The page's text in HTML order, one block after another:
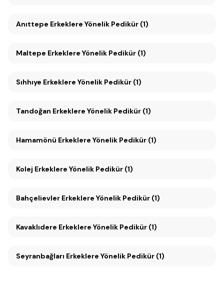
Anıttepe Erkeklere Yönelik Pedikür (1)
Maltepe Erkeklere Yönelik Pedikür (1)
Sıhhıye Erkeklere Yönelik Pedikür (1)
Tandoğan Erkeklere Yönelik Pedikür (1)
Hamamönü Erkeklere Yönelik Pedikür (1)
Kolej Erkeklere Yönelik Pedikür (1)
Bahçelievler Erkeklere Yönelik Pedikür (1)
Kavaklıdere Erkeklere Yönelik Pedikür (1)
Seyranbağları Erkeklere Yönelik Pedikür (1)